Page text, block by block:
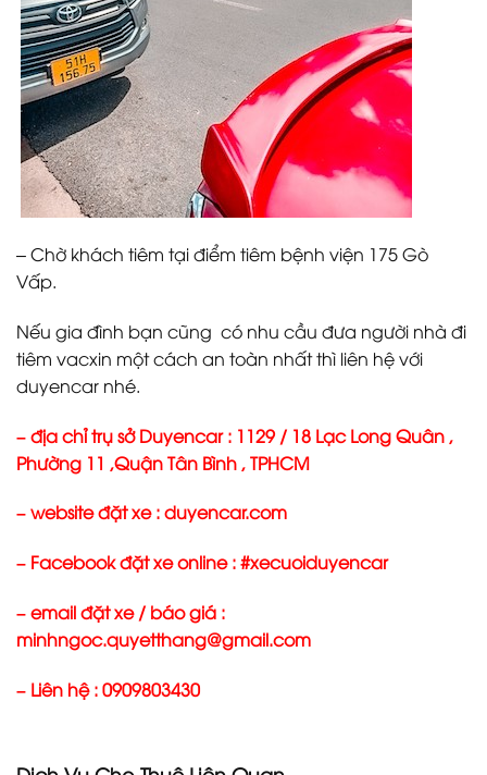
– Chờ khách tiêm tại điểm tiêm bệnh viện 175 Gò
Vấp.
Nếu gia đình bạn cũng có nhu cầu đưa người nhà đi
tiêm vacxin một cách an toàn nhất thì liên hệ với
duyencar nhé.
– địa chỉ trụ sở Duyencar : 1129 / 18 Lạc Long Quân ,
Phường 11 ,Quận Tân Bình , TPHCM
– website đặt xe : duyencar.com
– Facebook đặt xe online : #xecuoiduyencar
– email đặt xe / báo giá :
minhngoc.quyetthang@gmail.com
– Liên hệ : 0909803430